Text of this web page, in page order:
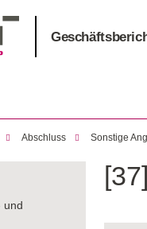
Abschluss Sonstige
und